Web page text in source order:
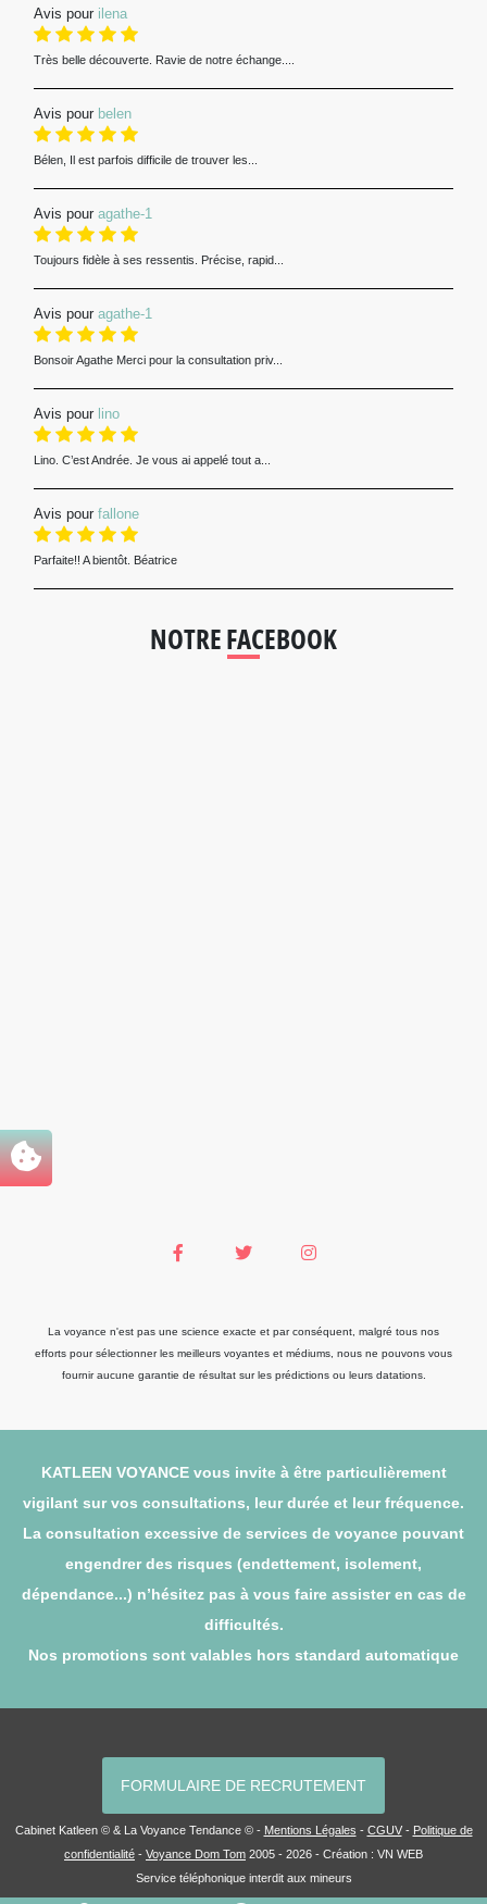
Avis pour ilena
Très belle découverte. Ravie de notre échange....
Avis pour belen
Bélen, Il est parfois difficile de trouver les...
Avis pour agathe-1
Toujours fidèle à ses ressentis. Précise, rapid...
Avis pour agathe-1
Bonsoir Agathe Merci pour la consultation priv...
Avis pour lino
Lino. C’est Andrée. Je vous ai appelé tout a...
Avis pour fallone
Parfaite!! A bientôt. Béatrice
NOTRE FACEBOOK
La voyance n'est pas une science exacte et par conséquent, malgré tous nos
efforts pour sélectionner les meilleurs voyantes et médiums, nous ne pouvons vous
fournir aucune garantie de résultat sur les prédictions ou leurs datations.
KATLEEN VOYANCE vous invite à être particulièrement
vigilant sur vos consultations, leur durée et leur fréquence.
La consultation excessive de services de voyance pouvant
engendrer des risques (endettement, isolement,
dépendance...) n’hésitez pas à vous faire assister en cas de
difficultés.
Nos promotions sont valables hors standard automatique
FORMULAIRE DE RECRUTEMENT
Cabinet Katleen © & La Voyance Tendance © - Mentions Légales - CGUV- Politique de
confidentialité - Voyance Dom Tom 2005 - 2026 - Création : VN WEB
Service téléphonique interdit aux mineurs